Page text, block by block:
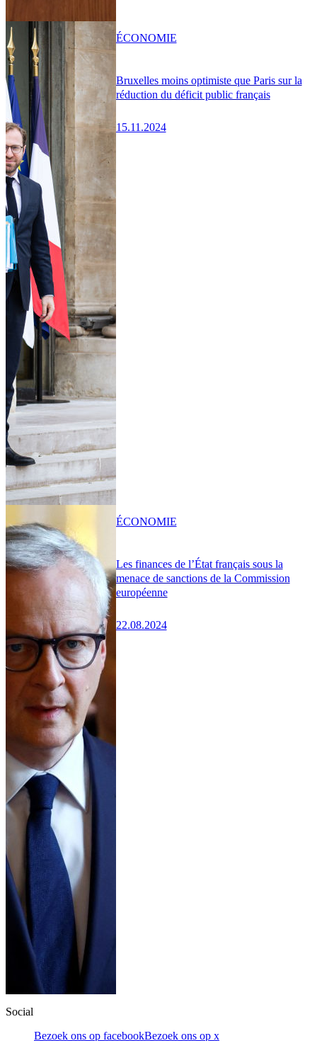
Bruxelles moins optimiste que Paris sur la
réduction du déficit public français
15.11.2024
ÉCONOMIE
Les finances de l’État français sous la
menace de sanctions de la Commission
européenne
22.08.2024
ÉCONOMIE
Social
Bezoek ons op facebookBezoek ons op x